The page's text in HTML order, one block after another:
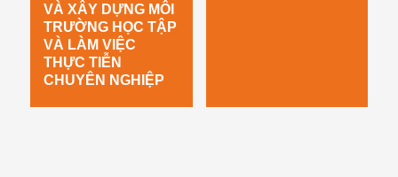
VÀ XÂY DỰNG MÔI
TRƯỜNG HỌC TẬP
VÀ LÀM VIỆC
THỰC TIỄN
CHUYÊN NGHIỆP